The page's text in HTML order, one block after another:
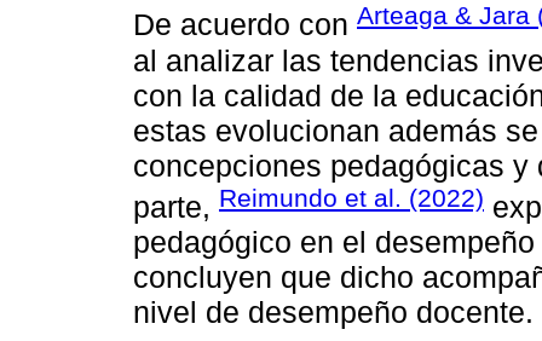
De acuerdo con Arteaga & Jara
al analizar las tendencias
con la calidad de la
estas evolucionan además
concepciones pedagógicas
parte, Reimundo et al. (2022)
pedagógico en el
concluyen que dicho
nivel de desempeño docente.